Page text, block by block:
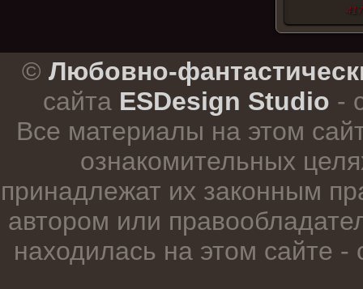
© Любовно-
сайта ESDesign Studio -
Все материалы на этом
ознакомительных
принадлежат их законным
автором или
находилась на этом сайте